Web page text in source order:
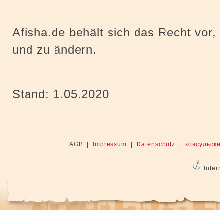
Afisha.de behält sich das Recht
und zu ändern.
Stand: 1.05.2020
AGB | Impressum Datenschutz